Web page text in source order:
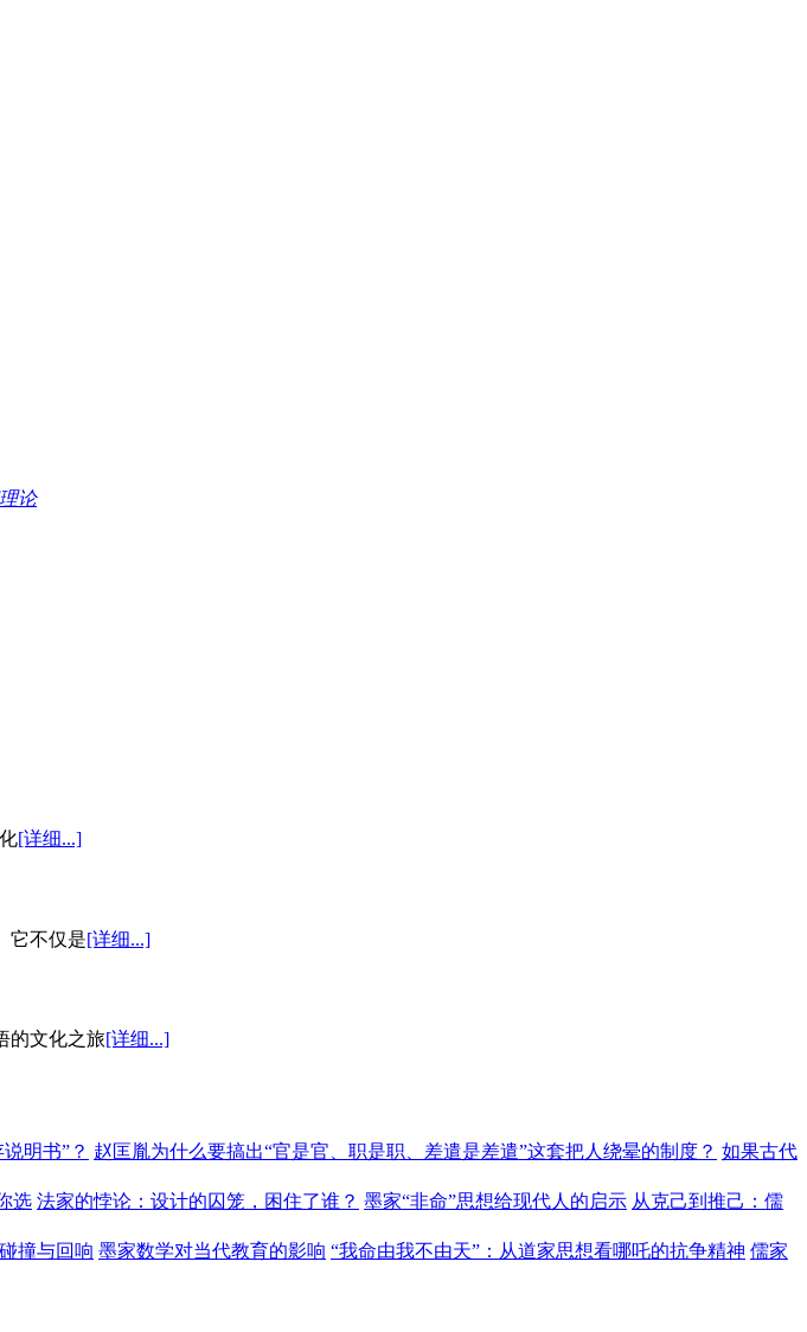
论
[详细...]
它不仅是[详细...]
的文化之旅[详细...]
明书”？ 赵匡胤为什么要搞出“官是官、职是职、差遣是差遣”这套把人绕晕的制度？ 如果古代
选 法家的悖论：设计的囚笼，困住了谁？ 墨家“非命”思想给现代人的启示 从克己到推己：儒
撞与回响 墨家数学对当代教育的影响 “我命由我不由天”：从道家思想看哪吒的抗争精神 儒家